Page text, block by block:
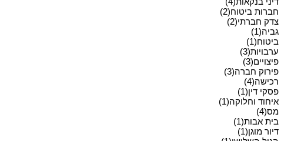
חברות ביטוח(2)
צדק חברתי(2)
גביה(1)
ביטוח(1)
ערבויות(3)
פיצויים(3)
פירוק חברה(3)
רכישה(4)
פסקי דין(1)
איחוד וחלוקה(1)
מס(4)
בית אבות(1)
דיור מוגן(1)